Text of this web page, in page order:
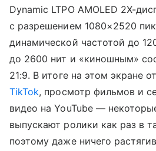
Dynamic LTPO AMOLED 2X-
с разрешением 1080×2520
динамической частотой до
до 2600 нит и «киношным»
21:9. В итоге на этом экране
TikTok, просмотр фильмов и
видео на YouTube —
выпускают ролики как раз в
поэтому даже ничего